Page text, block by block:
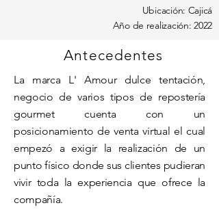
Ubicación: Cajicá
Año de realización: 2022
Antecedentes
La marca L' Amour dulce tentación,
negocio de varios tipos de repostería
gourmet cuenta con un
posicionamiento de venta virtual el cual
empezó a exigir la realización de un
punto físico donde sus clientes pudieran
vivir toda la experiencia que ofrece la
compañía.